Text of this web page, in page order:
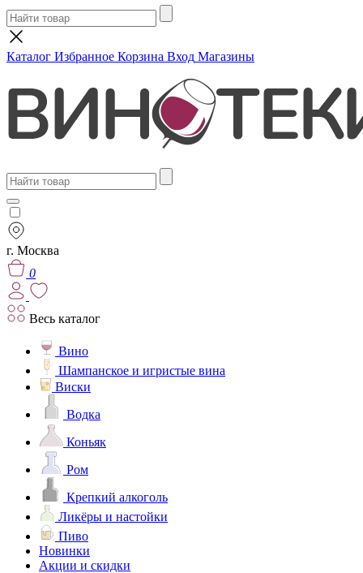
Каталог Избранное Корзина Вход Магазины
г. Москва
0
Весь каталог
Вино
Шампанское и игристые вина
Виски
Водка
Коньяк
Ром
Крепкий алкоголь
Ликёры и настойки
Пиво
Новинки
Акции и скидки